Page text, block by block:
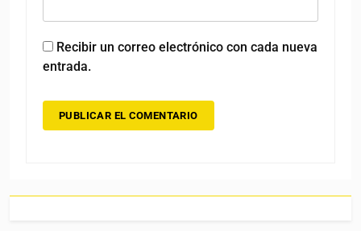
Recibir un correo electrónico con cada nueva
entrada.